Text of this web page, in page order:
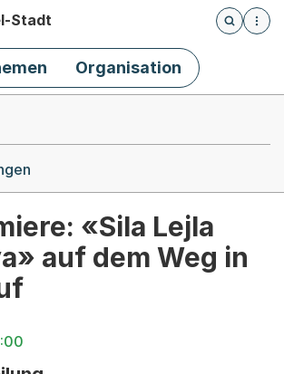
Stadt
Öffnet
Organisation
«Sila Lejla
auf dem Weg in